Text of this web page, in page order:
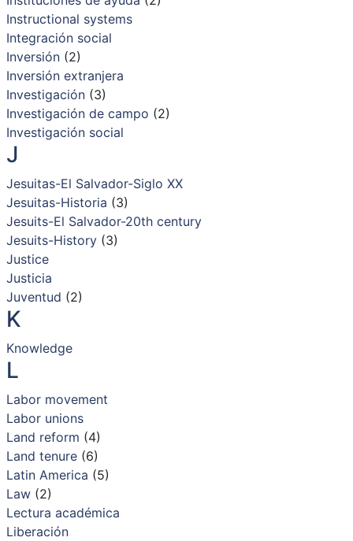
Instructional systems
Integración social
Inversión(2)
Inversión extranjera
Investigación(3)
Investigación de campo (2)
Investigación social
J
Jesuitas-El Salvador-Siglo XX
Jesuitas-Historia (3)
Jesuits-El Salvador-20th century
Jesuits-History(3)
Justice
Justicia
Juventud (2)
K
Knowledge
L
Labor movement
Labor unions
Land reform (4)
Land tenure(6)
Latin America (5)
Law(2)
Lectura académica
Liberación